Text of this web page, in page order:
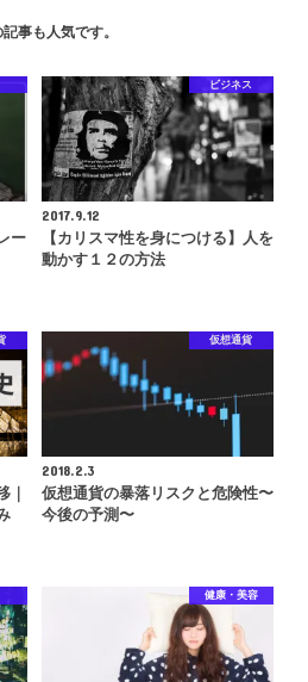
事も人気です。
ー
ビジネス
2017.9.12
【カリスマ性を身につける】人を
動かす１２の方法
｜
仮想通貨
2018.2.3
仮想通貨の暴落リスクと危険性〜
今後の予測〜
健康・美容